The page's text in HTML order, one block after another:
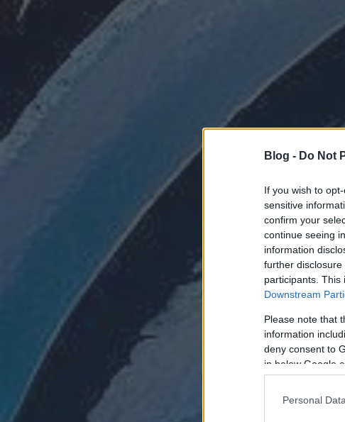
Blog - Do Not
If you wish to
sensitive
confirm your
continue seeing
information
further disclosure
participants. This
Downstream
Please note that
information
deny consent to
in below Google
Personal